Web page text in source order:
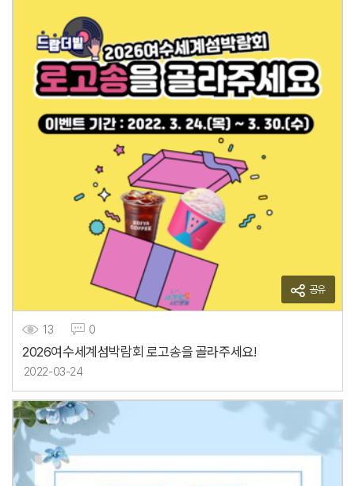
공유
13 0
2026여수세계섬박람회 로고송을 골라주세요!
2022-03-24